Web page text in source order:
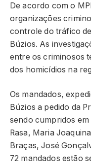
De acordo com o
organizações
controle do tráfico
Búzios. As
entre os criminosos
dos homicídios na
Os mandados,
Búzios a pedido da
sendo cumpridos
Rasa, Maria
Braças, José
72 mandados estão